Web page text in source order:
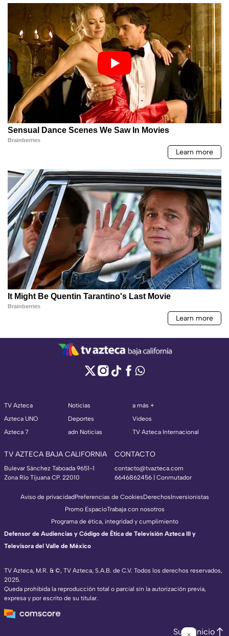
TV Azteca
Azteca UNO
Azteca 7
Noticias
Deportes
adn Noticias
a más +
Videos
TV Azteca Internacional
TV AZTECA BAJA CALIFORNIA
Bulevar Sánchez Taboada 9651-1
Zona Río Tijuana CP. 22010
CONTACTO
contacto@tvazteca.com
6646862456 | Conmutador
TV Azteca, M.R. & ©, TV Azteca, S.A.B. de C.V. Todos los derechos reservados,
2025.
Queda prohibida la reproducción total o parcial sin la autorización previa,
expresa y por escrito de su titular.
Aviso de privacidadPreferencias de CookiesDerechosInversionistas
Promo EspacioTrabaja con nosotros
Programa de ética, integridad y cumplimiento
Defensor de Audiencias y Código de Ética de Televisión Azteca III y
Televisora del Valle de México
Subir inicio